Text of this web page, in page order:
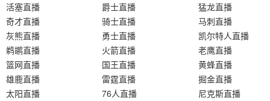
活塞直播 爵士直播
猛龙直播
奇才直播
骑士直播
马刺直播
灰熊直播
勇士直播
凯尔特人直播
鹈鹕直播
火箭直播
老鹰直播
篮网直播
国王直播
黄蜂直播
雄鹿直播
雷霆直播
掘金直播
太阳直播
76人直播
尼克斯直播